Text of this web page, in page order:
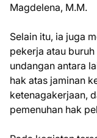
Magdelena, M.M.
Selain itu, ia juga
pekerja atau
undangan antara
hak atas jaminan
ketenagakerjaan,
pemenuhan hak